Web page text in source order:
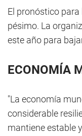
El pronóstico
pésimo. La
este año para
ECONOMÍA
"La economía
considerable
mantiene estable